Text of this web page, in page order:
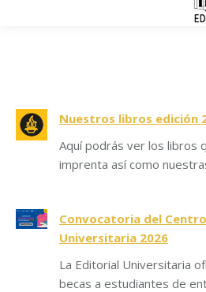
Nuestros libros edición
Aquí podrás ver los libros
imprenta así como
Convocatoria del
Universitaria 2026
La Editorial Universitaria
becas a estudiantes de